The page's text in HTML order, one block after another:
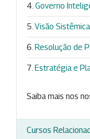
Governo
Visão Sistêmica
Resolução de
Estratégia e
Saiba mais nos
Cursos